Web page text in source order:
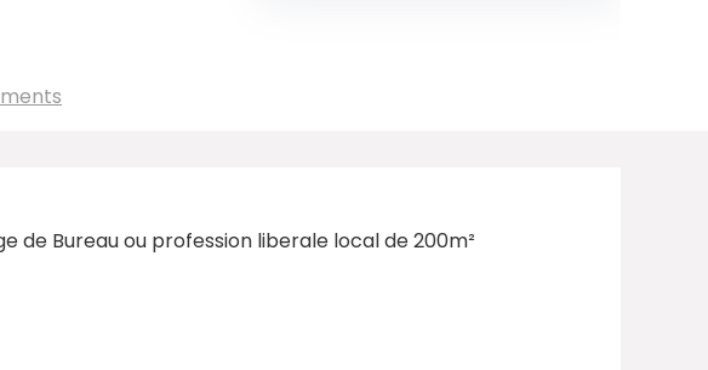
de Bureau ou profession liberale local de 200m²